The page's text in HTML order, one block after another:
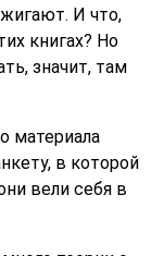
И что,
книгах? Но
значит, там
материала
в которой
вели себя в